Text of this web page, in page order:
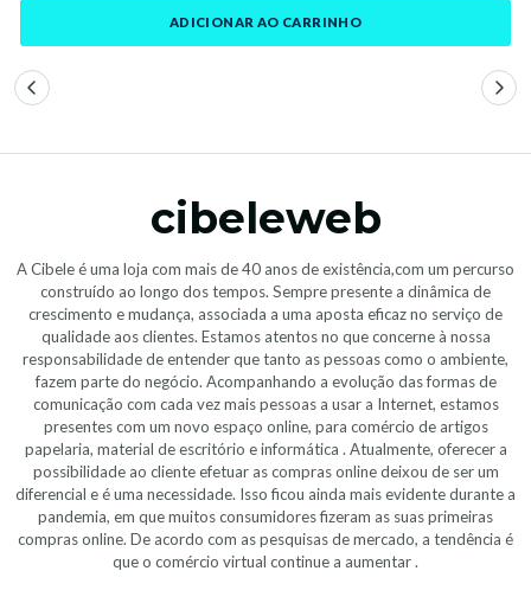
ADICIONAR AO CARRINHO
cibeleweb
A Cibele é uma loja com mais de 40 anos de existência,com um percurso
construído ao longo dos tempos. Sempre presente a dinâmica de
crescimento e mudança, associada a uma aposta eficaz no serviço de
qualidade aos clientes. Estamos atentos no que concerne à nossa
responsabilidade de entender que tanto as pessoas como o ambiente,
fazem parte do negócio. Acompanhando a evolução das formas de
comunicação com cada vez mais pessoas a usar a Internet, estamos
presentes com um novo espaço online, para comércio de artigos
papelaria, material de escritório e informática . Atualmente, oferecer a
possibilidade ao cliente efetuar as compras online deixou de ser um
diferencial e é uma necessidade. Isso ficou ainda mais evidente durante a
pandemia, em que muitos consumidores fizeram as suas primeiras
compras online. De acordo com as pesquisas de mercado, a tendência é
que o comércio virtual continue a aumentar .